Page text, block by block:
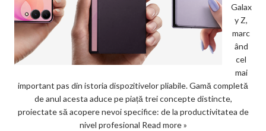
Galax
y Z,
marc
ând
cel
mai
important pas din istoria dispozitivelor pliabile. Gamă completă
de anul acesta aduce pe piață trei concepte distincte,
proiectate să acopere nevoi specifice: de la productivitatea de
nivel profesional Read more »